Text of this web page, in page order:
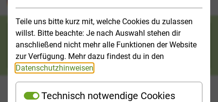
Teile uns bitte kurz mit, welche Cookies du zulassen
willst. Bitte beachte: Je nach Auswahl stehen dir
anschließend nicht mehr alle Funktionen der Website
zur Verfügung. Mehr dazu findest du in den
Datenschutzhinweisen
Technisch notwendige Cookies
Suchkategorie